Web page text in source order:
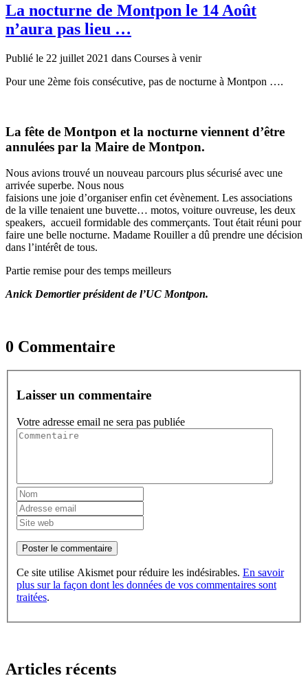
La nocturne de Montpon le 14 Août
n’aura pas lieu …
Publié le 22 juillet 2021 dans Courses à venir
Pour une 2ème fois consécutive, pas de nocturne à Montpon ….
La fête de Montpon et la nocturne viennent d’être
annulées par la Maire de Montpon.
Nous avions trouvé un nouveau parcours plus sécurisé avec une
arrivée superbe. Nous nous
faisions une joie d’organiser enfin cet évènement. Les associations
de la ville tenaient une buvette… motos, voiture ouvreuse, les deux
speakers, accueil formidable des commerçants. Tout était réuni pour
faire une belle nocturne. Madame Rouiller a dû prendre une décision
dans l’intérêt de tous.
Partie remise pour des temps meilleurs
Anick Demortier président de l’UC Montpon.
0 Commentaire
Laisser un commentaire
Votre adresse email ne sera pas publiée
Poster le commentaire
Ce site utilise Akismet pour réduire les indésirables. En savoir
plus sur la façon dont les données de vos commentaires sont
traitées.
Articles récents